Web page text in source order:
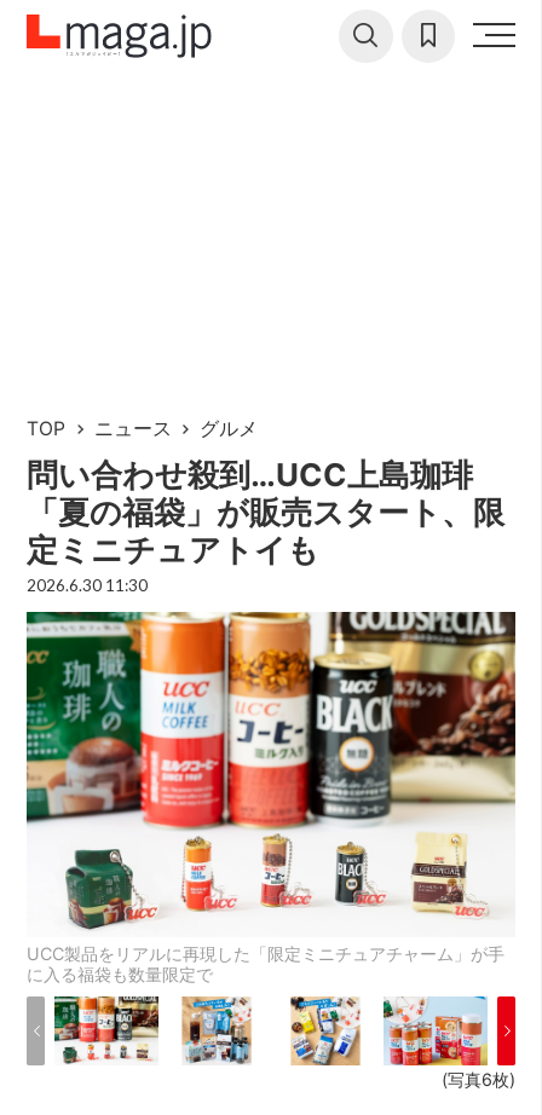
TOP ニュース グルメ
問い合わせ殺到…UCC上島珈琲
「夏の福袋」が販売スタート、限
定ミニチュアトイも
2026.6.30 11:30
UCC製品をリアルに再現した「限定ミニチュアチャーム」が手
に入る福袋も数量限定で
(写真6枚)